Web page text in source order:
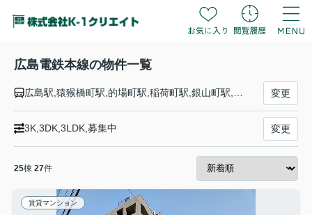
広島電鉄本線の物件一覧
広島駅,猿猴橋町駅,的場町駅,稲荷町駅,銀山町駅,胡町駅,八丁堀駅,立町駅,紙屋町東駅,紙屋町西駅,原爆ドーム前駅,本川町駅,十日市町駅,土橋駅,小網町駅,天満町駅,観音町駅,西観音町駅,福島町駅,広電西広島（己斐）駅 変更
3K,3DK,3LDK,募集中 変更
25棟 27件
賃貸マンション